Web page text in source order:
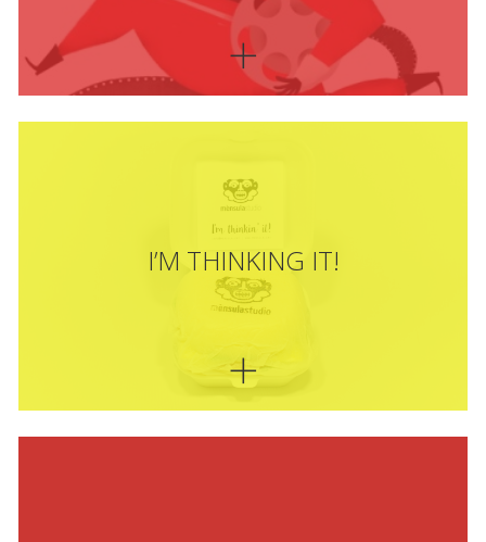
I’M THINKING IT!